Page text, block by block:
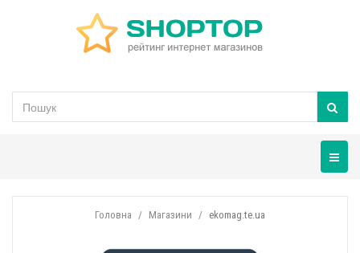
Головна Магазини ekomag.te.ua